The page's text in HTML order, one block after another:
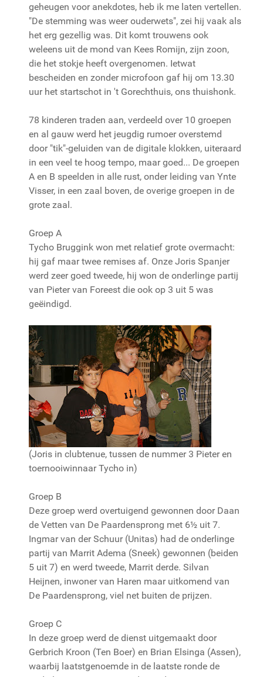
geheugen voor anekdotes, heb ik me laten vertellen.
"De stemming was weer ouderwets", zei hij vaak als
het erg gezellig was. Dit komt trouwens ook
weleens uit de mond van Kees Romijn, zijn zoon,
die het stokje heeft overgenomen. Ietwat
bescheiden en zonder microfoon gaf hij om 13.30
uur het startschot in 't Gorechthuis, ons thuishonk.
78 kinderen traden aan, verdeeld over 10 groepen
en al gauw werd het jeugdig rumoer overstemd
door "tik"-geluiden van de digitale klokken, uiteraard
in een veel te hoog tempo, maar goed... De groepen
A en B speelden in alle rust, onder leiding van Ynte
Visser, in een zaal boven, de overige groepen in de
grote zaal.
Groep A
Tycho Bruggink won met relatief grote overmacht:
hij gaf maar twee remises af. Onze Joris Spanjer
werd zeer goed tweede, hij won de onderlinge partij
van Pieter van Foreest die ook op 3 uit 5 was
geëindigd.
(Joris in clubtenue, tussen de nummer 3 Pieter en
toernooiwinnaar Tycho in)
Groep B
Deze groep werd overtuigend gewonnen door Daan
de Vetten van De Paardensprong met 6½ uit 7.
Ingmar van der Schuur (Unitas) had de onderlinge
partij van Marrit Adema (Sneek) gewonnen (beiden
5 uit 7) en werd tweede, Marrit derde. Silvan
Heijnen, inwoner van Haren maar uitkomend van
De Paardensprong, viel net buiten de prijzen.
Groep C
In deze groep werd de dienst uitgemaakt door
Gerbrich Kroon (Ten Boer) en Brian Elsinga (Assen),
waarbij laatstgenoemde in de laatste ronde de